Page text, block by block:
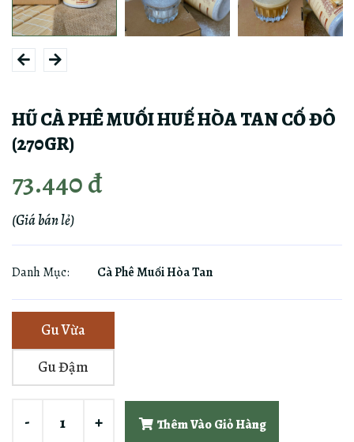
HŨ CÀ PHÊ MUỐI HUẾ HÒA TAN CỐ ĐÔ
(270GR)
73.440 đ
(Giá bán lẻ)
Danh Mục: Cà Phê Muối Hòa Tan
Gu Vừa
Gu Đậm
- + Thêm Vào Giỏ Hàng